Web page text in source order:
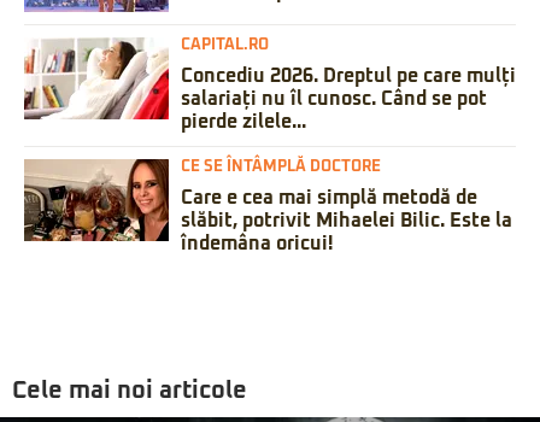
CAPITAL.RO
Concediu 2026. Dreptul pe care mulți
salariați nu îl cunosc. Când se pot
pierde zilele...
CE SE ÎNTÂMPLĂ DOCTORE
Care e cea mai simplă metodă de
slăbit, potrivit Mihaelei Bilic. Este la
îndemâna oricui!
Cele mai noi articole